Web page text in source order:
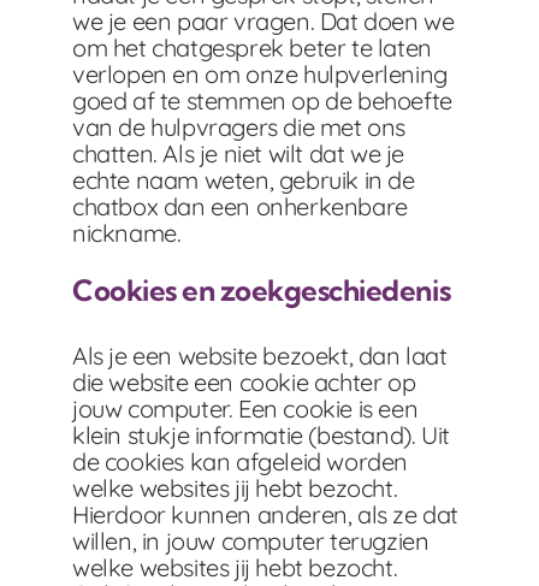
we je een paar vragen. Dat doen we
om het chatgesprek beter te laten
verlopen en om onze hulpverlening
goed af te stemmen op de behoefte
van de hulpvragers die met ons
chatten. Als je niet wilt dat we je
echte naam weten, gebruik in de
chatbox dan een onherkenbare
nickname.
Cookies en zoekgeschiedenis
Als je een website bezoekt, dan laat
die website een cookie achter op
jouw computer. Een cookie is een
klein stukje informatie (bestand). Uit
de cookies kan afgeleid worden
welke websites jij hebt bezocht.
Hierdoor kunnen anderen, als ze dat
willen, in jouw computer terugzien
welke websites jij hebt bezocht.